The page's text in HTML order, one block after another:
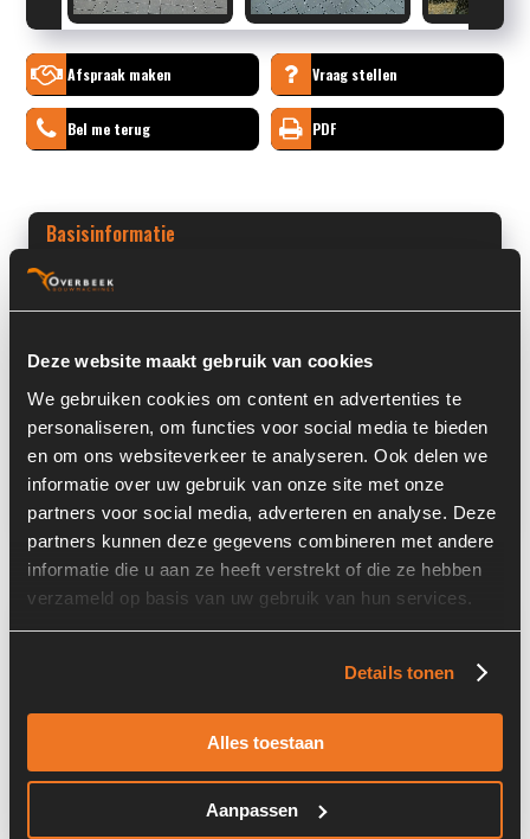
Deze website maakt gebruik van cookies
We gebruiken cookies om content en advertenties te
personaliseren, om functies voor social media te bieden
en om ons websiteverkeer te analyseren. Ook delen we
informatie over uw gebruik van onze site met onze
partners voor social media, adverteren en analyse. Deze
partners kunnen deze gegevens combineren met andere
informatie die u aan ze heeft verstrekt of die ze hebben
verzameld op basis van uw gebruik van hun services.
Details tonen
Alles toestaan
Aanpassen
Afspraak maken Vraag stellen
Bel me terug PDF
Basisinformatie
Voorraad nummer:
Onderdeel Merk:
Dana Spicer
Onderdeel Type:
212/402
Onderdeel nummer:
5370662270
Informatie
4G6
Past op de volgende machines:
Terex